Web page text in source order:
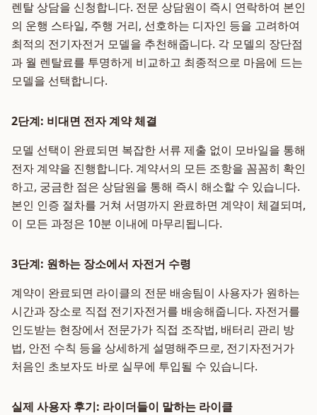
렌탈 상담을 신청합니다. 전문 상담원이 즉시 연락하여 본인
의 운행 스타일, 주행 거리, 선호하는 디자인 등을 고려하여
최적의 전기자전거 모델을 추천해줍니다. 각 모델의 장단점
과 월 렌탈료를 투명하게 비교하고 최종적으로 마음에 드는
모델을 선택합니다.
2단계: 비대면 전자 계약 체결
모델 선택이 완료되면 복잡한 서류 제출 없이 모바일을 통해
전자 계약을 진행합니다. 계약서의 모든 조항을 꼼꼼히 확인
하고, 궁금한 점은 상담원을 통해 즉시 해소할 수 있습니다.
본인 인증 절차를 거쳐 서명까지 완료하면 계약이 체결되며,
이 모든 과정은 10분 이내에 마무리됩니다.
3단계: 원하는 장소에서 자전거 수령
계약이 완료되면 라이클의 전문 배송팀이 사용자가 원하는
시간과 장소로 직접 전기자전거를 배송해줍니다. 자전거를
인도받는 현장에서 전문가가 직접 조작법, 배터리 관리 방
법, 안전 수칙 등을 상세하게 설명해주므로, 전기자전거가
처음인 초보자도 바로 실무에 투입될 수 있습니다.
실제 사용자 후기: 라이더들이 말하는 라이클